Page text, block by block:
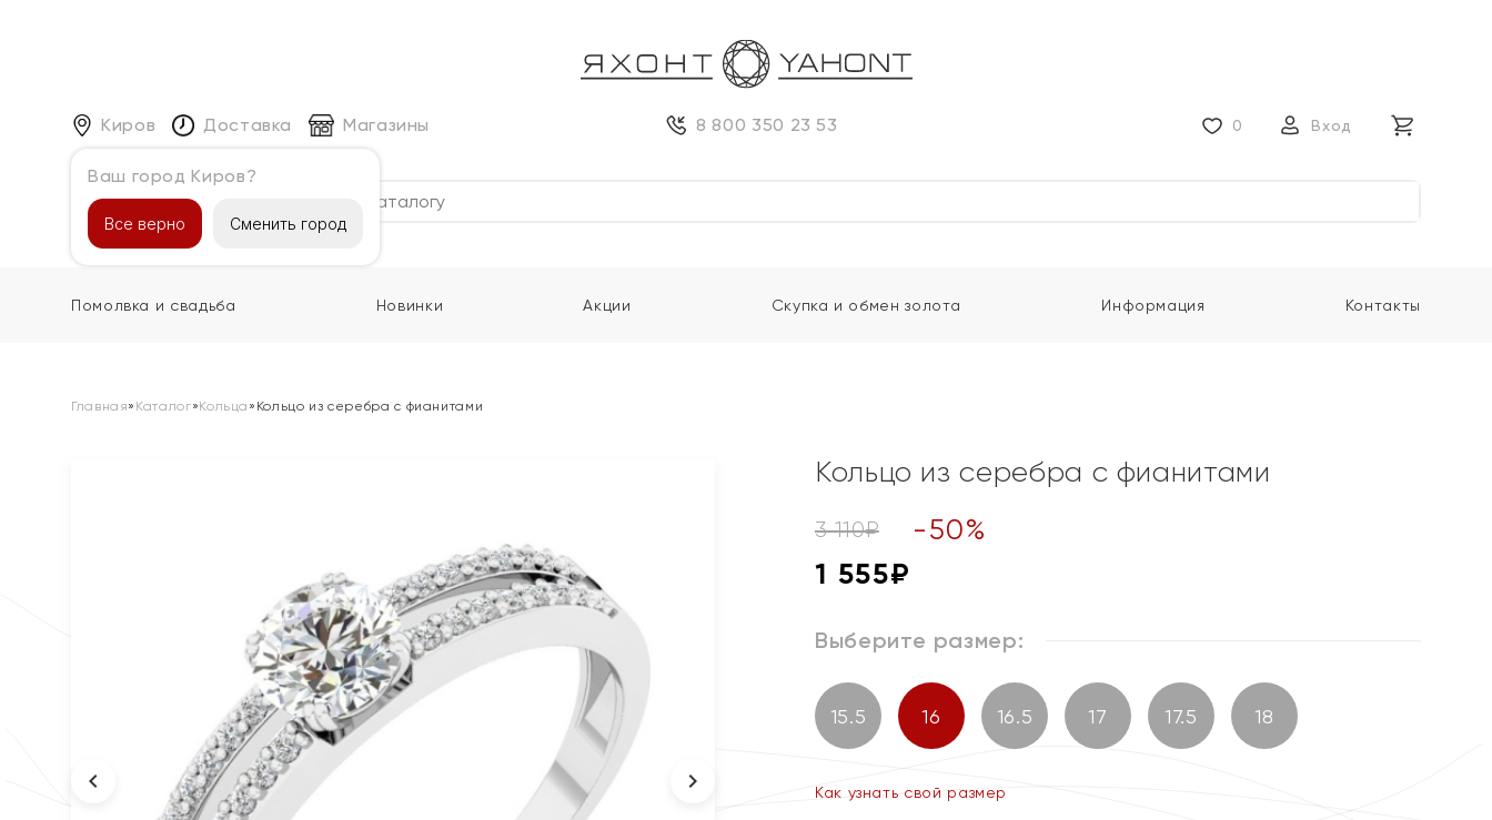
Киров
Ваш город Киров?
Все верно Сменить город
Доставка Магазины 8 800 350 23 53 0 Вход
Каталог
Помолвка и свадьба Новинки Акции Скупка и обмен золота Информация Контакты
Главная» Каталог»Кольца » Кольцо из серебра с фианитами
Кольцо из серебра с фианитами
3 110₽ -50%
1 555₽
Выберите размер:
15.5 16 16.5 17 17.5 18
Как узнать свой размер